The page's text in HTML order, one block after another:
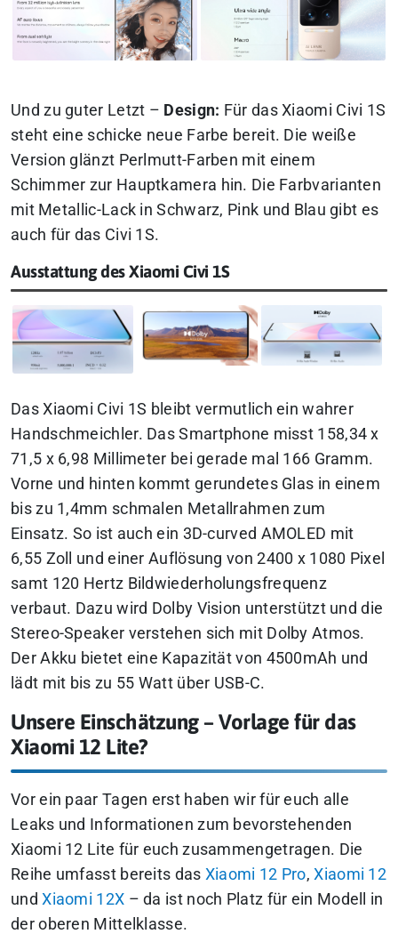
Und zu guter Letzt – Design: Für das Xiaomi Civi 1S
steht eine schicke neue Farbe bereit. Die weiße
Version glänzt Perlmutt-Farben mit einem
Schimmer zur Hauptkamera hin. Die Farbvarianten
mit Metallic-Lack in Schwarz, Pink und Blau gibt es
auch für das Civi 1S.
Ausstattung des Xiaomi Civi 1S
Das Xiaomi Civi 1S bleibt vermutlich ein wahrer
Handschmeichler. Das Smartphone misst 158,34 x
71,5 x 6,98 Millimeter bei gerade mal 166 Gramm.
Vorne und hinten kommt gerundetes Glas in einem
bis zu 1,4mm schmalen Metallrahmen zum
Einsatz. So ist auch ein 3D-curved AMOLED mit
6,55 Zoll und einer Auflösung von 2400 x 1080 Pixel
samt 120 Hertz Bildwiederholungsfrequenz
verbaut. Dazu wird Dolby Vision unterstützt und die
Stereo-Speaker verstehen sich mit Dolby Atmos.
Der Akku bietet eine Kapazität von 4500mAh und
lädt mit bis zu 55 Watt über USB-C.
Unsere Einschätzung – Vorlage für das
Xiaomi 12 Lite?
Vor ein paar Tagen erst haben wir für euch alle
Leaks und Informationen zum bevorstehenden
Xiaomi 12 Lite für euch zusammengetragen. Die
Reihe umfasst bereits das Xiaomi 12 Pro,Xiaomi 12
undXiaomi 12X – da ist noch Platz für ein Modell in
der oberen Mittelklasse.